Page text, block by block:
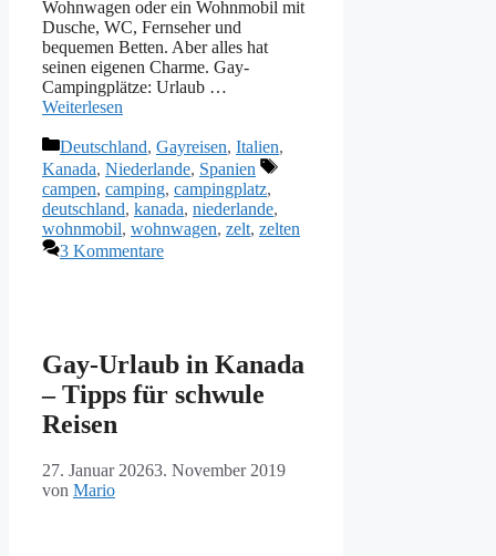
Wohnwagen oder ein Wohnmobil mit
Dusche, WC, Fernseher und
bequemen Betten. Aber alles hat
seinen eigenen Charme. Gay-
Campingplätze: Urlaub …
Weiterlesen
Kategorien
Deutschland, Gayreisen, Italien,
Kanada, Niederlande, Spanien
Schlagwörter
campen, camping, campingplatz,
deutschland, kanada, niederlande,
wohnmobil, wohnwagen, zelt, zelten
3 Kommentare
Gay-Urlaub in Kanada
– Tipps für schwule
Reisen
27. Januar 20263. November 2019
von Mario